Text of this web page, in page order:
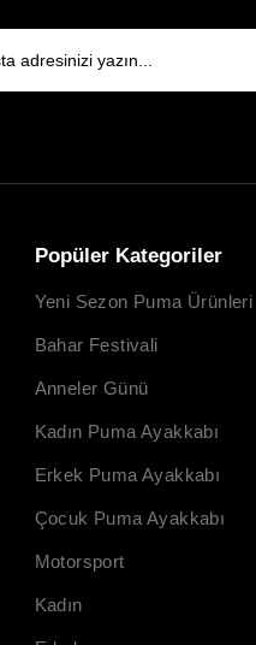
Popüler Kategoriler
Yeni Sezon Puma Ürünleri
Bahar Festivali
Anneler Günü
Kadın Puma Ayakkabı
Erkek Puma Ayakkabı
Çocuk Puma Ayakkabı
Motorsport
Kadın